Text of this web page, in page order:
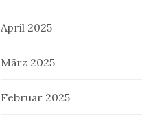
April 2025
März 2025
Februar 2025